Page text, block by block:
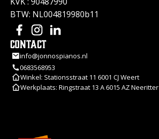
BTW: NL004819980b11
Contact
info@jonnospianos.nl
0683568953
Winkel: Stationsstraat 11 6001 CJ Weert
Werkplaats: Ringstraat 13 A 6015 AZ Neeritter